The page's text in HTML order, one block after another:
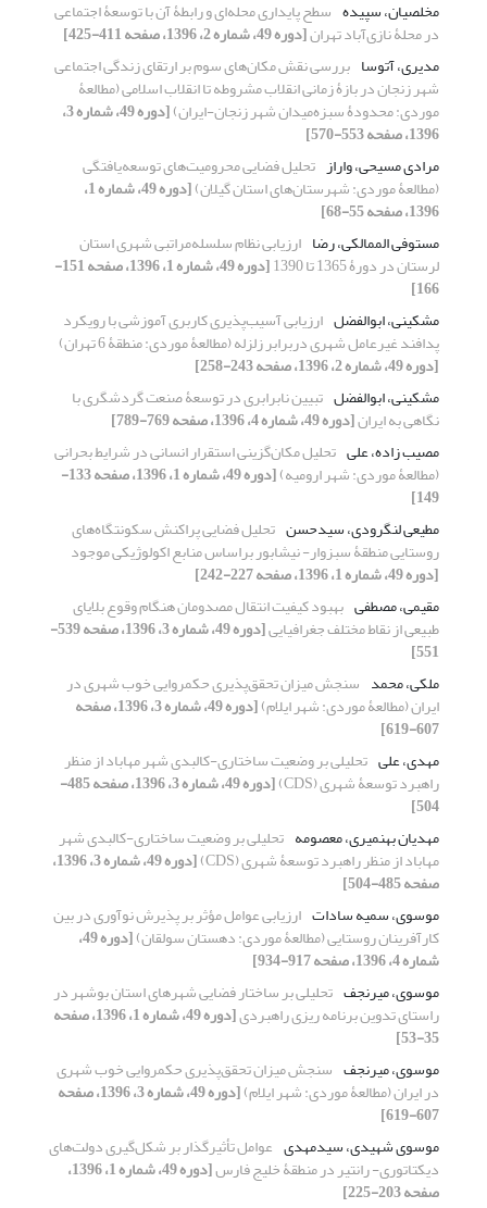
مخلصیان، سپیده سطح پایداری محله‌ای و رابطۀ آن با توسعۀ اجتماعی
در محلۀ نازی‌آباد تهران[دوره 49، شماره 2، 1396، صفحه 411-425]
مدیری، آتوسا بررسی نقش مکان‌های سوم بر ارتقای زندگی اجتماعی
شهر زنجان در بازۀ زمانی انقلاب مشروطه تا انقلاب اسلامی (مطالعۀ
موردی: محدودۀ سبزه‌میدان شهر زنجان-ایران) [دوره 49، شماره 3،
1396، صفحه 553-570]
مرادی مسیحی، واراز تحلیل فضایی محرومیت‌های توسعه‌یافتگی
(مطالعۀ موردی: شهرستان‌های استان گیلان) [دوره 49، شماره 1،
1396، صفحه 55-68]
مستوفی الممالکی، رضا ارزیابی نظام سلسله‌مراتبی شهری استان
لرستان در دورۀ 1365 تا 1390 [دوره 49، شماره 1، 1396، صفحه 151-
166]
مشکینی، ابوالفضل ارزیابی آسیب‌پذیری کاربری آموزشی با رویکرد
پدافند غیرعامل شهری دربرابر زلزله (مطالعۀ موردی: منطقۀ 6 تهران)
[دوره 49، شماره 2، 1396، صفحه 243-258]
مشکینی، ابوالفضل تبیین نابرابری در توسعۀ صنعت گردشگری با
نگاهی به ایران[دوره 49، شماره 4، 1396، صفحه 769-789]
مصیب زاده، علی تحلیل مکان‌گزینی استقرار انسانی در شرایط بحرانی
(مطالعۀ موردی: شهر ارومیه) [دوره 49، شماره 1، 1396، صفحه 133-
149]
مطیعی لنگرودی، سیدحسن تحلیل فضایی پراکنش سکونتگاه‌های
روستایی منطقۀ سبزوار- نیشابور براساس منابع اکولوژیکی موجود
[دوره 49، شماره 1، 1396، صفحه 227-242]
مقیمی، مصطفی بهبود کیفیت انتقال مصدومان هنگام وقوع بلایای
طبیعی از نقاط مختلف جغرافیایی [دوره 49، شماره 3، 1396، صفحه 539-
551]
ملکی، محمد سنجش میزان تحقق‌پذیری حکمروایی خوب شهری در
ایران (مطالعۀ موردی: شهر ایلام) [دوره 49، شماره 3، 1396، صفحه
607-619]
مهدی، علی تحلیلی بر وضعیت ساختاری-کالبدی شهر مهاباد از منظر
راهبرد توسعۀ شهری (CDS) [دوره 49، شماره 3، 1396، صفحه 485-
504]
مهدیان بهنمیری، معصومه تحلیلی بر وضعیت ساختاری-کالبدی شهر
مهاباد از منظر راهبرد توسعۀ شهری (CDS) [دوره 49، شماره 3، 1396،
صفحه 485-504]
موسوی، سمیه سادات ارزیابی عوامل مؤثر بر پذیرش نوآوری در بین
کارآفرینان روستایی (مطالعۀ موردی: دهستان سولقان) [دوره 49،
شماره 4، 1396، صفحه 917-934]
موسوی، میرنجف تحلیلی بر ساختار فضایی شهرهای استان بوشهر در
راستای تدوین برنامه ریزی راهبردی [دوره 49، شماره 1، 1396، صفحه
35-53]
موسوی، میرنجف سنجش میزان تحقق‌پذیری حکمروایی خوب شهری
در ایران (مطالعۀ موردی: شهر ایلام) [دوره 49، شماره 3، 1396، صفحه
607-619]
موسوی شهیدی، سیدمهدی عوامل تأثیرگذار بر شکل‌گیری دولت‌های
دیکتاتوری- رانتیر در منطقۀ خلیج فارس [دوره 49، شماره 1، 1396،
صفحه 203-225]